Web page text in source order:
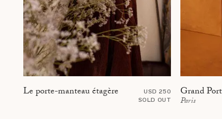
Le porte-manteau étagère
USD 250
SOLD OUT
Grand
Paris